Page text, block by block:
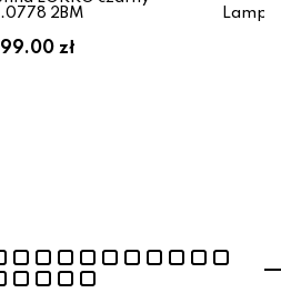
2BM
zł
Lampa